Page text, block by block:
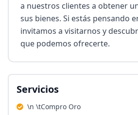
a nuestros clientes a obtener
sus bienes. Si estás pensando
invitamos a visitarnos y
que podemos ofrecerte.
Servicios
\n \tCompro Oro